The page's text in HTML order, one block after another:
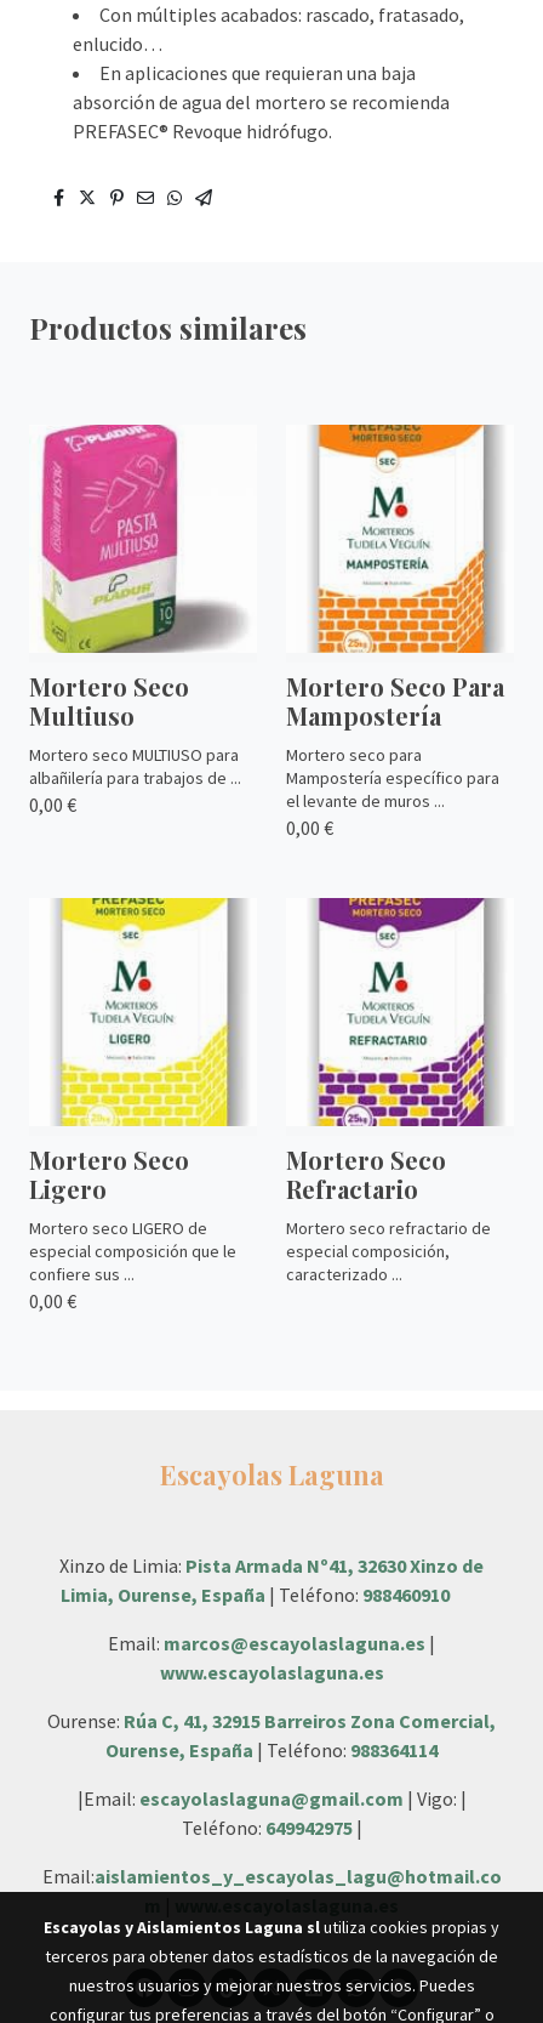
Con múltiples acabados: rascado, fratasado,
enlucido…
En aplicaciones que requieran una baja
absorción de agua del mortero se recomienda
PREFASEC® Revoque hidrófugo.
Productos similares
Mortero Seco
Multiuso
Mortero seco MULTIUSO para
albañilería para trabajos de ...
0,00 €
Mortero Seco Para
Mampostería
Mortero seco para
Mampostería específico para
el levante de muros ...
0,00 €
Mortero Seco
Ligero
Mortero seco LIGERO de
especial composición que le
confiere sus ...
0,00 €
Mortero Seco
Refractario
Mortero seco refractario de
especial composición,
caracterizado ...
Escayolas Laguna
Xinzo de Limia: Pista Armada Nº41, 32630 Xinzo de
Limia, Ourense, España | Teléfono: 988460910
Email: marcos@escayolaslaguna.es |
www.escayolaslaguna.es
Ourense: Rúa C, 41, 32915 Barreiros Zona Comercial,
Ourense, España | Teléfono: 988364114
|Email: escayolaslaguna@gmail.com | Vigo: |
Teléfono: 649942975|
Email:aislamientos_y_escayolas_lagu@hotmail.co
Escayolas y Aislamientos Laguna slutiliza cookies propias y
terceros para obtener datos estadísticos de la navegación de
nuestros usuarios y mejorar nuestros servicios. Puedes
configurar tus preferencias a través del botón “Configurar” o